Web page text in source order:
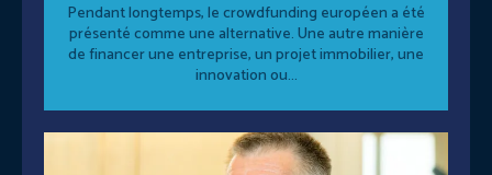
Pendant longtemps, le crowdfunding européen a été
présenté comme une alternative. Une autre manière
de financer une entreprise, un projet immobilier, une
innovation ou...